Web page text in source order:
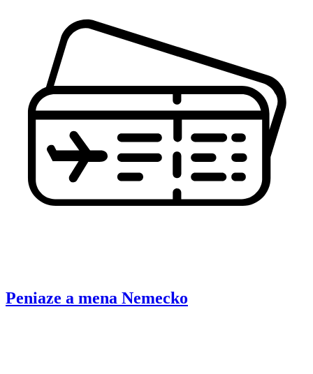
Peniaze a mena Nemecko